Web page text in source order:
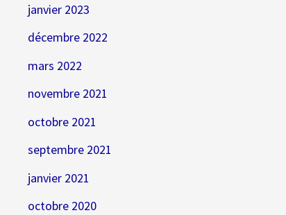
janvier 2023
décembre 2022
mars 2022
novembre 2021
octobre 2021
septembre 2021
janvier 2021
octobre 2020